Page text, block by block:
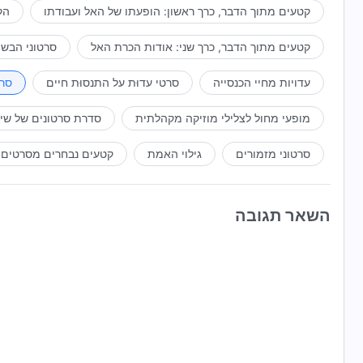
קטעים מתוך הדבר, כרך ראשון: הופעתו של האל ועבודתו
קטעים מתוך הדבר, כרך שני: אודות הכרת האל סרטוני
עדויות מחיי הכנסייה סרטי עדוּת על התנסוּת חיים
מופעי מחול לצלילי מוזיקה מקהלתית סדרת סרטונים של
סרטוני מזמורים גילוי האמת קטעים נבחרים מסרטים
השאר תגובה